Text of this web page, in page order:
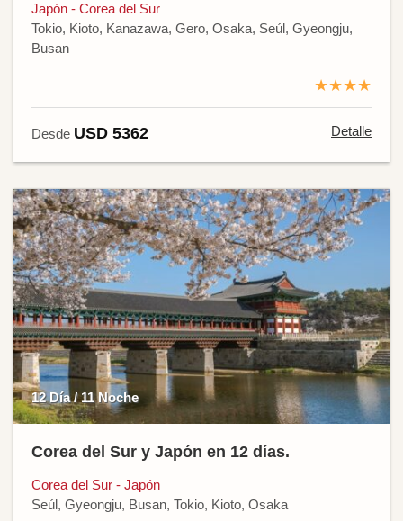
Japón - Corea del Sur
Tokio, Kioto, Kanazawa, Gero, Osaka, Seúl, Gyeongju,
Busan
★★★★
Desde USD 5362 Detalle
12 Día / 11 Noche
Corea del Sur y Japón en 12 días.
Corea del Sur - Japón
Seúl, Gyeongju, Busan, Tokio, Kioto, Osaka